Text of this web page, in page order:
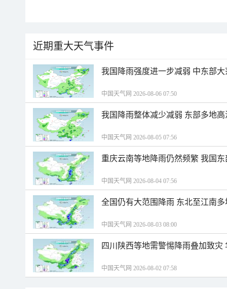
近期重大天气事件
我国降雨强度进一步减弱 中东部
中国天气网 2026-08-06 07:50
我国降雨整体减少减弱 东部多地
中国天气网 2026-08-05 07:56
重庆云南等地降雨仍然频繁 我国
中国天气网 2026-08-04 07:56
全国仍有大范围降雨 东北至江南
中国天气网 2026-08-03 08:00
四川陕西等地需警惕降雨叠加致
中国天气网 2026-08-02 07:58